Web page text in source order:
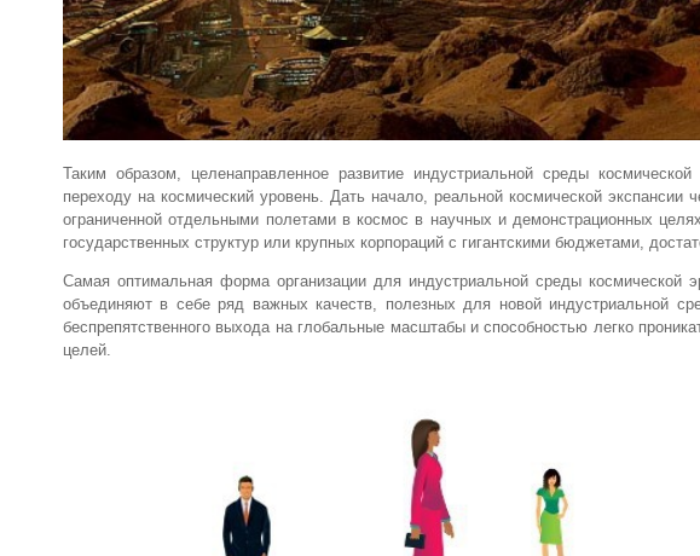
Таким образом, целенаправленное развитие индустриальной среды
переходу на космический уровень. Дать начало, реальной космической
ограниченной отдельными полетами в космос в научных и демонстрационных
государственных структур или крупных корпораций с гигантскими бюджетами,
Самая оптимальная форма организации для индустриальной среды космической
объединяют в себе ряд важных качеств, полезных для новой индустриальной
беспрепятственного выхода на глобальные масштабы и способностью легко
целей.